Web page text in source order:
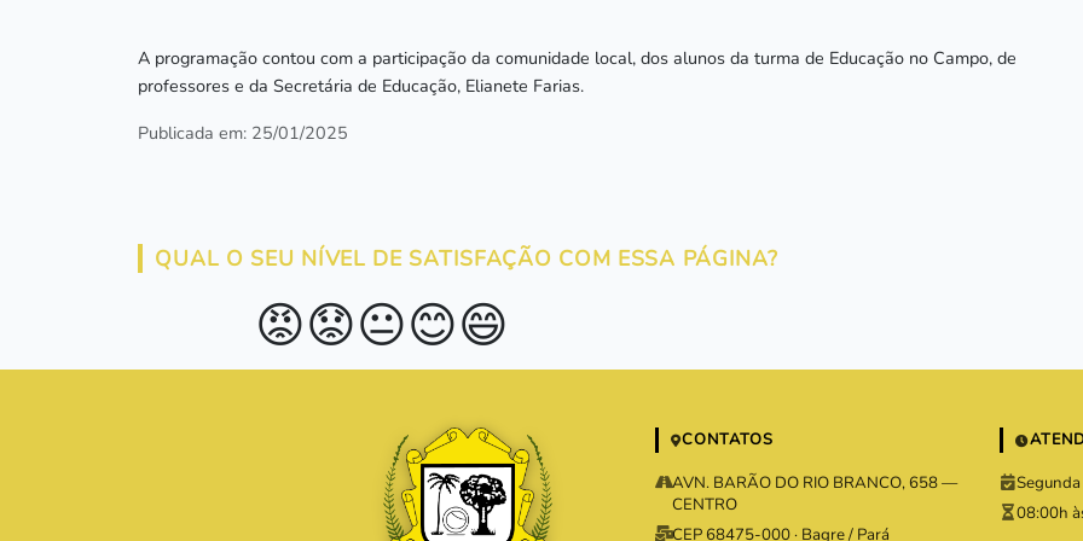
A programação contou com a participação da comunidade local, dos alunos da turma de Educação no Campo, de
professores e da Secretária de Educação, Elianete Farias.
Publicada em: 25/01/2025
QUAL O SEU NÍVEL DE SATISFAÇÃO COM ESSA PÁGINA?
😡😟😐😊😄
CONTATOS
AVN. BARÃO DO RIO BRANCO, 658 —
CENTRO
CEP 68475-000 · Bagre / Pará
08:00h